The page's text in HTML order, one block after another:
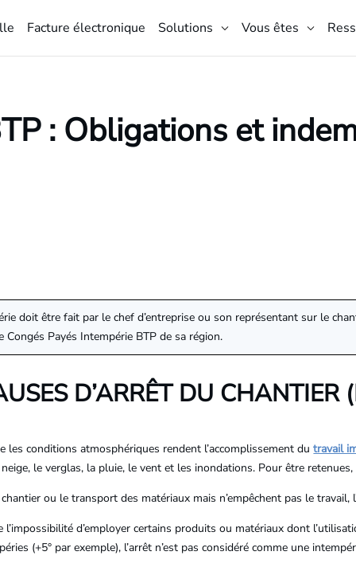
Facture électronique Solutions Vous êtes
: Obligations et
doit être fait par le chef d’entreprise ou son représentant sur le
Payés Intempérie BTP de sa région.
D’ARRÊT DU CHANTIER
les conditions atmosphériques rendent l’accomplissement dutravail
le verglas, la pluie, le vent et les inondations. Pour être
ou le transport des matériaux mais n’empêchent pas le
d’employer certains produits ou matériaux dont
(+5° par exemple), l’arrêt n’est pas considéré comme une